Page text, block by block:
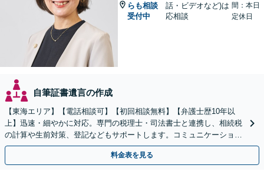
らも相談
受付中
話・ビデオなど)は
応相談
間：本日
定休日
自筆証書遺言の作成
【東海エリア】【電話相談可】【初回相談無料】【弁護士歴10年以
上】迅速・細やかに対応。専門の税理士・司法書士と連携し、相続税
の計算や生前対策、登記などもサポートします。コミュニケーション
を大事にし、より納得できる解決を目指します。
料金表を見る